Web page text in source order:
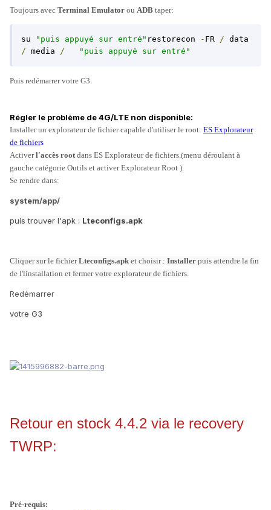
Toujours avec Terminal Emulator ou ADB taper:
su "puis appuyé sur entré" restorecon - FR /
/ media / "puis appuyé sur entré"
Puis redémarrer votre G3.
Régler le problème de 4G/LTE non disponible:
Installer un explorateur de fichier capable d'utiliser le root: ES Explorateur
de fichiers
Activerl'accès root dans ES Explorateur de fichiers.(menu déroulant à
gauche catégorie Outils et activer Explorateur Root ).
Se rendre dans:
system/app/
puis trouver l'apk : Lteconfigs.apk
Cliquer sur le fichierLteconfigs.apk et choisir : Installer puis attendre la fin
de l'linstallation et fermer votre explorateur de fichiers.
Redémarrer
votre G3
Retour en stock 4.4.2 via le recovery
TWRP:
Pré-requis: